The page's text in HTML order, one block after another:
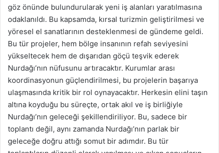
göz önünde bulundurularak yeni iş alanları yaratılmasına
odaklanıldı. Bu kapsamda, kırsal turizmin geliştirilmesi ve
yöresel el sanatlarının desteklenmesi de gündeme geldi.
Bu tür projeler, hem bölge insanının refah seviyesini
yükseltecek hem de dışarıdan göçü teşvik ederek
Nurdağı’nın nüfusunu artıracaktır. Kurumlar arası
koordinasyonun güçlendirilmesi, bu projelerin başarıya
ulaşmasında kritik bir rol oynayacaktır. Herkesin elini taşın
altına koyduğu bu süreçte, ortak akıl ve iş birliğiyle
Nurdağı’nın geleceği şekillendiriliyor. Bu, sadece bir
toplantı değil, aynı zamanda Nurdağı’nın parlak bir
geleceğe doğru attığı somut bir adımdır. Bu tür